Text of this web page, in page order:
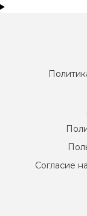
Согласие